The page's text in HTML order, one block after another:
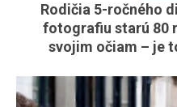
Rodičia 5-ročného
fotografiu starú 80
svojim očiam – je